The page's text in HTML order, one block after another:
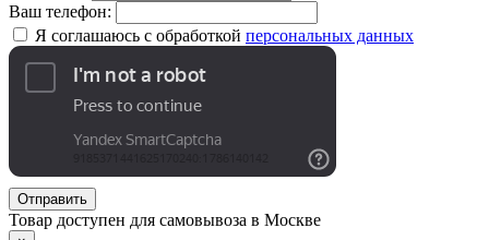
Ваш телефон:
Я соглашаюсь с обработкой персональных данных
Отправить
Товар доступен для самовывоза в Москве